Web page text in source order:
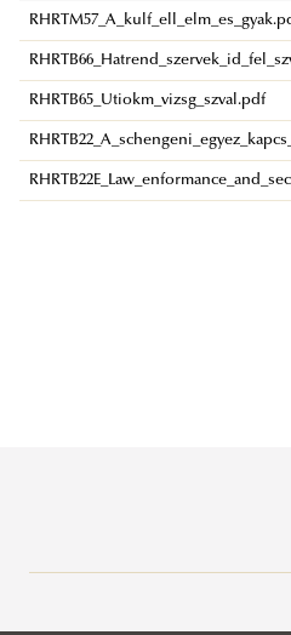
Büntető-eljárásjogi Tanszék
RHRTB65_Utiokm_vizsg_szval.pdf